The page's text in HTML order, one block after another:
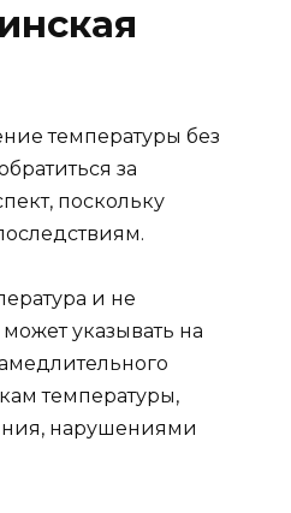
температуры без
за
поскольку
и не
указывать на
температуры,
нарушениями